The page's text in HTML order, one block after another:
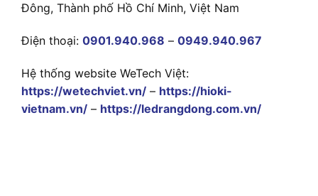
Đông, Thành phố Hồ Chí Minh, Việt Nam
Điện thoại: 0901.940.968 – 0949.940.967
Hệ thống website WeTech Việt:
https://wetechviet.vn/ – https://hioki-
vietnam.vn/ – https://ledrangdong.com.vn/